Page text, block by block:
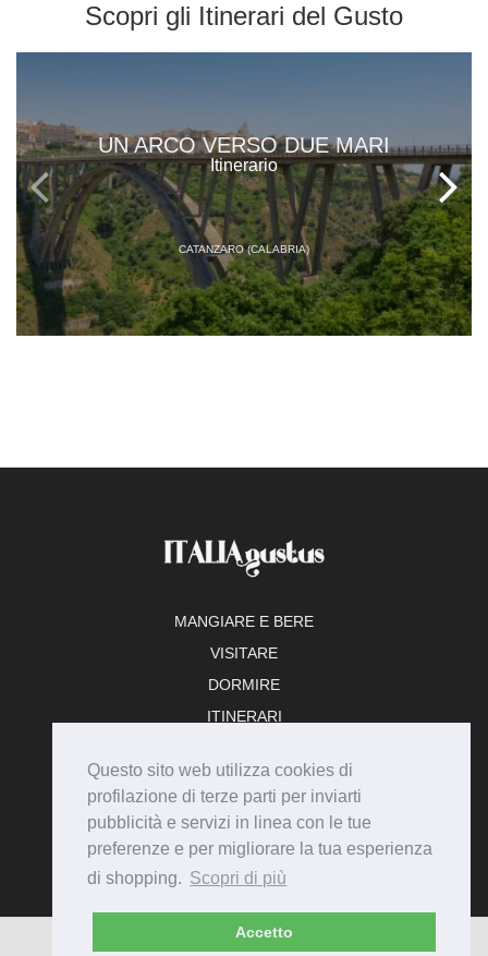
Questo sito web utilizza cookies di
profilazione di terze parti per inviarti
pubblicità e servizi in linea con le tue
preferenze e per migliorare la tua esperienza
di shopping. Scopri di più
Accetto
Scopri gli Itinerari del Gusto
UN ARCO VERSO DUE MARI
Itinerario
CATANZARO (CALABRIA)
MANGIARE E BERE
VISITARE
DORMIRE
ITINERARI
ADERISCI
© Italiagustus 2026 - Tutti i diritti riservati.